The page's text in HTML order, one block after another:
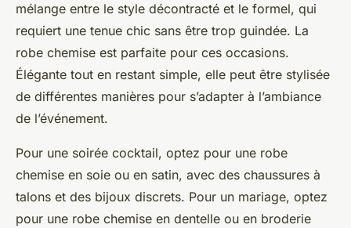
mélange entre le style décontracté et le formel, qui
requiert une tenue chic sans être trop guindée. La
robe chemise est parfaite pour ces occasions.
Élégante tout en restant simple, elle peut être stylisée
de différentes manières pour s’adapter à l’ambiance
de l’événement.
Pour une soirée cocktail, optez pour une robe
chemise en soie ou en satin, avec des chaussures à
talons et des bijoux discrets. Pour un mariage, optez
pour une robe chemise en dentelle ou en broderie